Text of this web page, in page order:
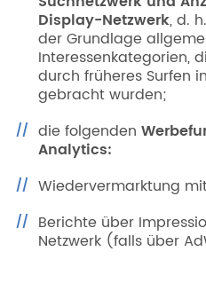
Display-Netzwerk, d.
der Grundlage
Interessenkategorien,
durch früheres Surfen
gebracht wurden;
die folgenden
Analytics:
Wiedervermarktung
Berichte über
Netzwerk (falls über